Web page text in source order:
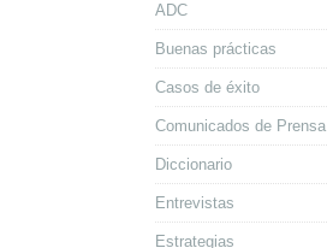
ADC
Buenas prácticas
Casos de éxito
Comunicados de Prensa
Diccionario
Entrevistas
Estrategias